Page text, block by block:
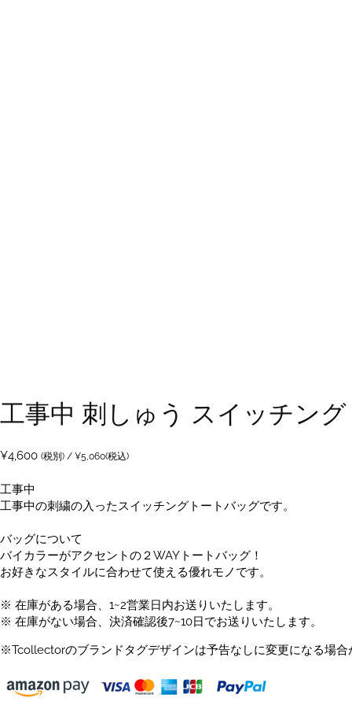
工事中 刺しゅう スイッチン
¥4,600 (税別) / ¥5,060(税込)
工事中
工事中の刺繍の入ったスイッチングトートバッグです。
バッグについて
バイカラーがアクセントの２WAYトートバッグ！
お好きなスタイルに合わせて使える優れモノです。
※ 在庫がある場合、1~2営業日内お送りいたします。
※ 在庫がない場合、決済確認後7~10日でお送りいたします。
※Tcollectorのブランドタグデザインは予告なしに変更になる場合